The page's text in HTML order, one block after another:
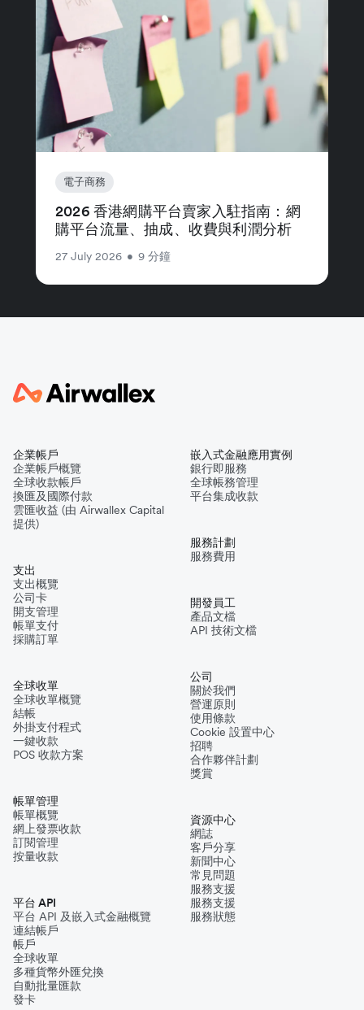
電子商務
2026 香港網購平台賣家入駐指南：網
購平台流量、抽成、收費與利潤分析
27 July 2026 • 9 分鐘
企業帳戶
企業帳戶概覽
全球收款帳戶
換匯及國際付款
雲匯收益 (由 Airwallex Capital
提供)
支出
支出概覽
公司卡
開支管理
帳單支付
採購訂單
全球收單
全球收單概覽
結帳
外掛支付程式
一鍵收款
POS 收款方案
帳單管理
帳單概覽
網上發票收款
訂閱管理
按量收款
平台 API
平台 API 及嵌入式金融概覽
連結帳戶
帳戶
全球收單
多種貨幣外匯兌換
自動批量匯款
發卡
嵌入式金融應用實例
銀行即服務
全球帳務管理
平台集成收款
服務計劃
服務費用
開發員工
產品文檔
API 技術文檔
公司
關於我們
營運原則
使用條款
Cookie 設置中心
招聘
合作夥伴計劃
獎賞
資源中心
網誌
客戶分享
新聞中心
常見問題
服務支援
服務支援
服務狀態